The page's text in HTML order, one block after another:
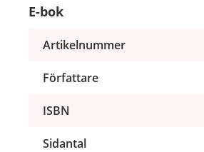
E-bok
Artikelnummer
Författare
ISBN
Sidantal